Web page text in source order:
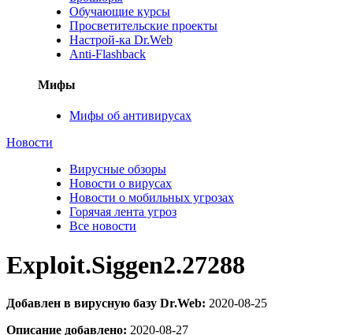
Обучающие курсы
Просветительские проекты
Настрой-ка Dr.Web
Anti-Flashback
Мифы
Мифы об антивирусах
Новости
Вирусные обзоры
Новости о вирусах
Новости о мобильных угрозах
Горячая лента угроз
Все новости
Exploit.Siggen2.27288
Добавлен в вирусную базу Dr.Web: 2020-08-25
Описание добавлено: 2020-08-27